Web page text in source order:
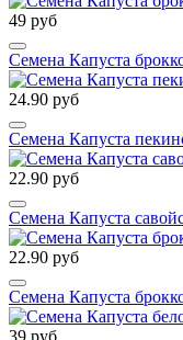
49 руб
Семена Капуста
24.90 руб
Семена Капуста
22.90 руб
Семена Капуста
22.90 руб
Семена Капуста